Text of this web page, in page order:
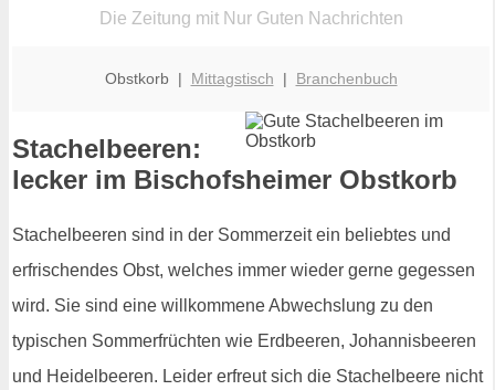
Die Zeitung mit Nur Guten Nachrichten
Obstkorb | Mittagstisch | Branchenbuch
Stachelbeeren:
lecker im Bischofsheimer Obstkorb
Stachelbeeren sind in der Sommerzeit ein beliebtes und
erfrischendes Obst, welches immer wieder gerne gegessen
wird. Sie sind eine willkommene Abwechslung zu den
typischen Sommerfrüchten wie Erdbeeren, Johannisbeeren
und Heidelbeeren. Leider erfreut sich die Stachelbeere nicht